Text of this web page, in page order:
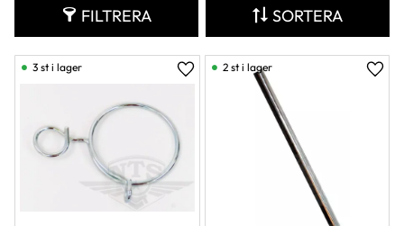
FILTRERA SORTERA
Lägg till i favoriter
3 st i lager 2 st i lager